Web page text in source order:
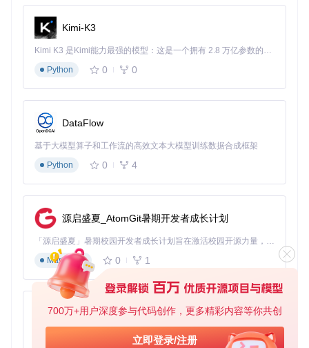
700万+用户深度参与代码创作，更多精彩内容等你共创
立即登录/注册
高精度定位数据处理的完整流程包括：
原始数据采集
数据格式选择：RAW或RINEX格式
观测时长：静态定位至少30分钟，动态定位根据应用需
求确定
数据质量检查
检查卫星可见性：确保至少5颗以上卫星
观测值连续性：无数据中断或跳变
据转换为标准RINEX格式：
导航电文转换：提取卫星星历信息
观测数据转换：保留完整的载波相位和伪距观测值
气象数据处理：记录温度、气压等气象参数
3、功能模块配置与优化
3.1 核心参数配置策略
Kimi-K3
Kimi K3 是Kimi能力最强的模型：这是一个拥有 2.8 万亿参数的混合专家（MoE）模型，具备原生视觉理解能力，并支持 100 万 token 的上下文窗口。
Python
0 0
DataFlow
基于大模型算子和工作流的高效文本大模型训练数据合成框架
Python
0 4
源启盛夏_AtomGit暑期开发者成长计划
「源启盛夏」暑期校园开发者成长计划旨在激活校园开源力量，通过积分激励、认证扶持、资源倾斜等形式，引导高校组织和开发者完成「入驻 — 建项目 — 做贡献 — 获认证 — 得资源」的完整闭环。无论你是想带领社团入驻平台的组织者，还是希望用代码贡献证明自己的开发者，都能在这里找到属于你的成长路径。
Markdown
0 1
py-xiaozhi
基于Python的Xiaozhi AI，适用于想要完整Xiaozhi体验而无需拥有专用硬件的用户。